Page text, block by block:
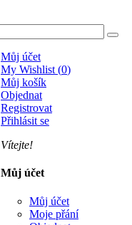
Můj účet
My Wishlist (0)
Můj košík
Objednat
Registrovat
Přihlásit se
Vítejte!
Můj účet
Můj účet
Moje přání